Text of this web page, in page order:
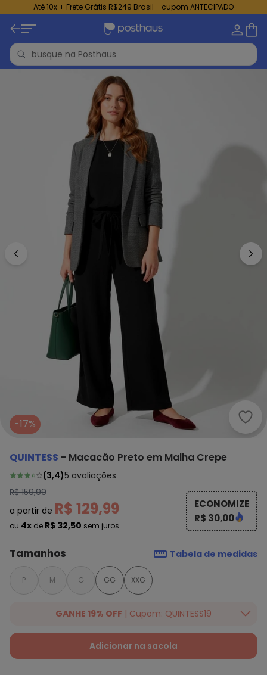
Até 10x + Frete Grátis R$249 Brasil - cupom ANTECIPADO
-17%
QUINTESS - Macacão Preto em Malha Crepe
(3,4)5 avaliações
R$ 159,99
a partir de R$ 129,99
ou 4x de R$ 32,50 sem juros
ECONOMIZE
R$ 30,00
Tamanhos Tabela de medidas
P M G GG XXG
GANHE 19% OFF | Cupom: QUINTESS19
Ganhe 19% OFF Extra em qualquer valor, usando o cupom:
QUINTESS19. Válido para toda loja Quintess, até 07/08/2026.
Adicionar na sacola